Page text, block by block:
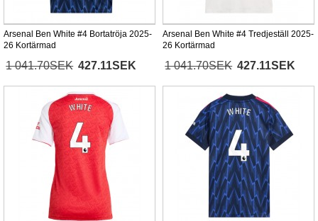
Arsenal Ben White #4 Bortatröja 2025-
26 Kortärmad
1 041.70SEK 427.11SEK
Arsenal Ben White #4 Tredjeställ 2025-
26 Kortärmad
1 041.70SEK 427.11SEK